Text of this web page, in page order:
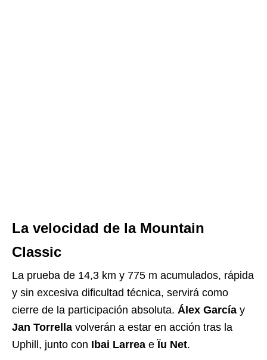
La velocidad de la Mountain
Classic
La prueba de 14,3 km y 775 m acumulados, rápida
y sin excesiva dificultad técnica, servirá como
cierre de la participación absoluta. Álex García y
Jan Torrella volverán a estar en acción tras la
Uphill, junto con Ibai Larrea e Ïu Net.